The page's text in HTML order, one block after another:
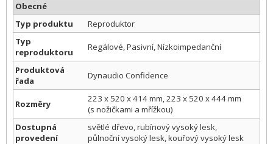
Obecné
Typ produktu
Reproduktor
Typ
reproduktoru
Regálové, Pasivní, Nízkoimpedanční
Produktová
řada
Dynaudio Confidence
Rozměry
223 x 520 x 414 mm, 223 x 520 x 444 mm
(s nožičkami a mřížkou)
Dostupná
provedení
světlé dřevo, rubínový vysoký lesk,
půlnoční vysoký lesk, kouřový vysoký lesk